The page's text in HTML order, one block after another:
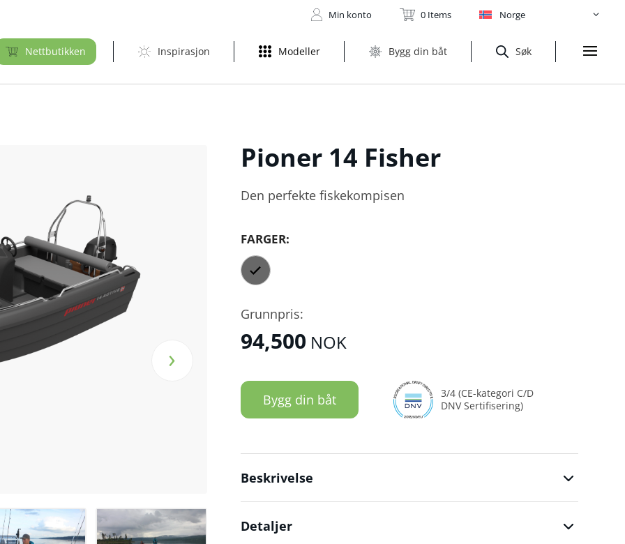
Min konto 0 Items Norge
Søk
Bygg din båt
Modeller
Inspirasjon
Nettbutikken
›
Pioner 14 Fisher
Den perfekte fiskekompisen
FARGER:
Grunnpris:
94,500 NOK
Bygg din båt
3/4 (CE-kategori C/D
DNV Sertifisering)
Beskrivelse
Detaljer